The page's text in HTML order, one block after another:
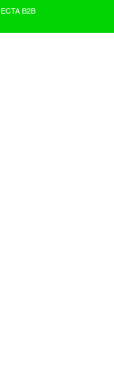
B2B